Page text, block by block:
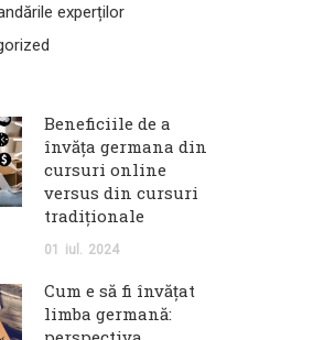
experților
Beneficiile de a
învăța germana din
cursuri online
versus din cursuri
tradiționale
01 iul. 2024
Cum e să fi învăţat
limba germană: